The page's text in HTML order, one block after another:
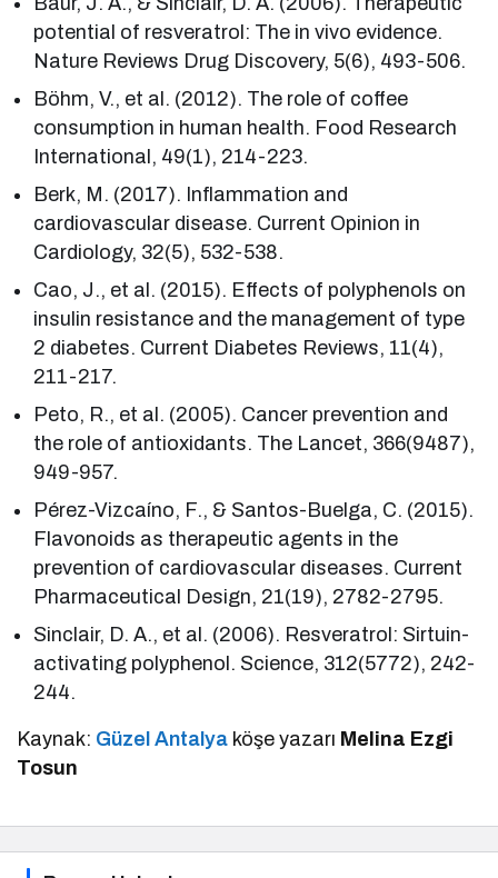
potential of resveratrol: The in vivo evidence.
Nature Reviews Drug Discovery, 5(6), 493-506.
Böhm, V., et al. (2012). The role of coffee
consumption in human health. Food Research
International, 49(1), 214-223.
Berk, M. (2017). Inflammation and
cardiovascular disease. Current Opinion in
Cardiology, 32(5), 532-538.
Cao, J., et al. (2015). Effects of polyphenols on
insulin resistance and the management of type
2 diabetes. Current Diabetes Reviews, 11(4),
211-217.
Peto, R., et al. (2005). Cancer prevention and
the role of antioxidants. The Lancet, 366(9487),
949-957.
Pérez-Vizcaíno, F., & Santos-Buelga, C. (2015).
Flavonoids as therapeutic agents in the
prevention of cardiovascular diseases. Current
Pharmaceutical Design, 21(19), 2782-2795.
Sinclair, D. A., et al. (2006). Resveratrol: Sirtuin-
activating polyphenol. Science, 312(5772), 242-
244.
Kaynak: Güzel Antalya köşe yazarı Melina Ezgi
Tosun